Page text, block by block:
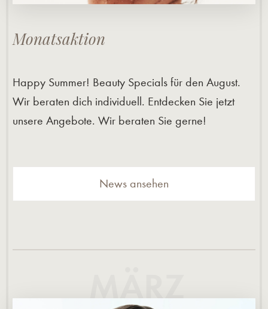
Monatsaktion
Happy Summer! Beauty Specials für den August.
Wir beraten dich individuell. Entdecken Sie jetzt
unsere Angebote. Wir beraten Sie gerne!
News ansehen
MÄRZ